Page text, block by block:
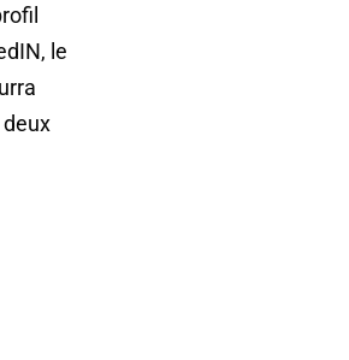
le